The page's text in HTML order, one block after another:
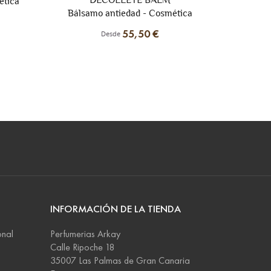
Cosmética
Desde123,75 €
INFORMACIÓN DE LA TIENDA
Perfumerias Arkay
Calle Ripoche 18
35007 Las Palmas de Gran Canaria